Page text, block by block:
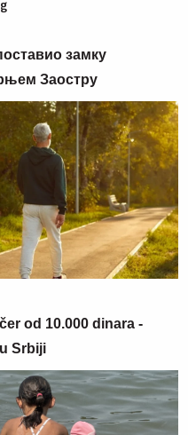
замку
Заостру
od 10.000 dinara -
Srbiji